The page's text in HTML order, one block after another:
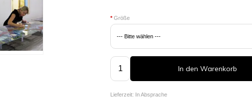
*Größe
In den Warenkorb
Lieferzeit: In Absprache